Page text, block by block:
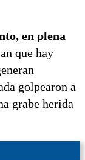
en plena
que hay
golpearon a
grabe herida